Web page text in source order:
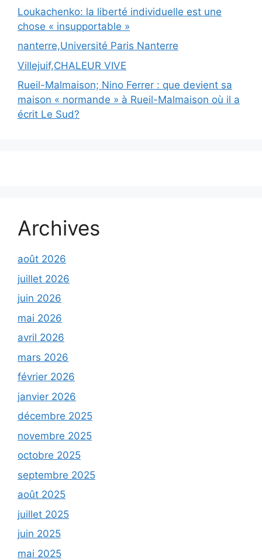
Loukachenko: la liberté individuelle est une
chose « insupportable »
nanterre,Université Paris Nanterre
Villejuif,CHALEUR VIVE
Rueil-Malmaison; Nino Ferrer : que devient sa
maison « normande » à Rueil-Malmaison où il a
écrit Le Sud?
Archives
août 2026
juillet 2026
juin 2026
mai 2026
avril 2026
mars 2026
février 2026
janvier 2026
décembre 2025
novembre 2025
octobre 2025
septembre 2025
août 2025
juillet 2025
juin 2025
mai 2025